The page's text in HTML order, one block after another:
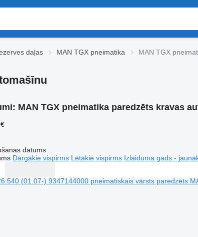
daļas MAN TGX pneimatika MAN TGX
MAN TGX pneimatika paredzēts kravas
datums
Dārgākie vispirms Lētākie vispirms Izlaiduma gads -